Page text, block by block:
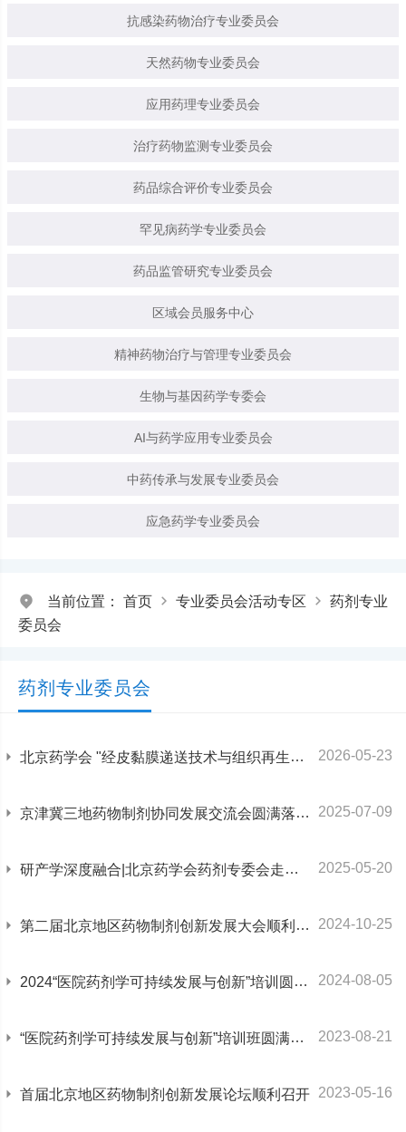
抗感染药物治疗专业委员会
天然药物专业委员会
应用药理专业委员会
治疗药物监测专业委员会
药品综合评价专业委员会
罕见病药学专业委员会
药品监管研究专业委员会
区域会员服务中心
精神药物治疗与管理专业委员会
生物与基因药学专委会
AI与药学应用专业委员会
中药传承与发展专业委员会
应急药学专业委员会
当前位置： 首页 专业委员会活动专区
药剂专业
委员会
药剂专业委员会
北京药学会 "经皮黏膜递送技术与组织再生修复学术会议" 在京圆满落幕 2026-05-23
京津冀三地药物制剂协同发展交流会圆满落幕 共绘"智能递送"新蓝图 2025-07-09
研产学深度融合|北京药学会药剂专委会走进怀柔科学城共同推进中医药创新与成果转化 2025-05-20
第二届北京地区药物制剂创新发展大会顺利召开 2024-10-25
2024“医院药剂学可持续发展与创新”培训圆满落幕 2024-08-05
“医院药剂学可持续发展与创新”培训班圆满召开 2023-08-21
首届北京地区药物制剂创新发展论坛顺利召开 2023-05-16